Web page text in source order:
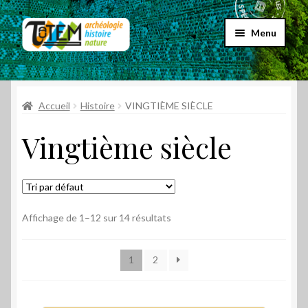
Aller
à
la
navigation
Aller
au
contenu
Menu
Accueil
Choix par genre
Archéologie
Bandes dessinées
Biographies
Accueil Histoire VINGTIÈME SIÈCLE
Vingtième siècle
Affichage de 1–12 sur 14 résultats
1 2